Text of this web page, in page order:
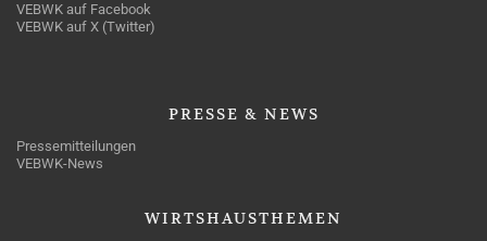
VEBWK auf Facebook
VEBWK auf X (Twitter)
PRESSE & NEWS
Pressemitteilungen
VEBWK-News
WIRTSHAUSTHEMEN